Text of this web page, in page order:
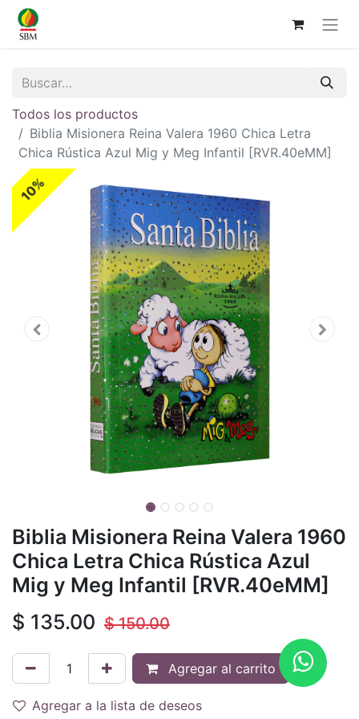
Todos los productos
Biblia Misionera Reina Valera 1960 Chica Letra
Chica Rústica Azul Mig y Meg Infantil [RVR.40eMM]
10%
Biblia Misionera Reina Valera 1960
Chica Letra Chica Rústica Azul
Mig y Meg Infantil [RVR.40eMM]
$ 135.00 $150.00
Agregar al carrito
Agregar a la lista de deseos